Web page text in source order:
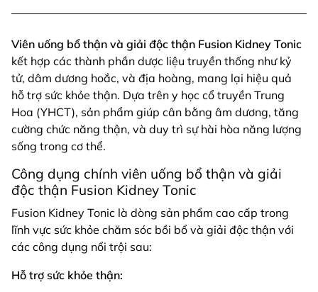
Viên uống bổ thận và giải độc thận Fusion Kidney Tonic
kết hợp các thành phần dược liệu truyền thống như kỷ
tử, dâm dương hoắc, và địa hoàng, mang lại hiệu quả
hỗ trợ sức khỏe thận. Dựa trên y học cổ truyền Trung
Hoa (YHCT), sản phẩm giúp cân bằng âm dương, tăng
cường chức năng thận, và duy trì sự hài hòa năng lượng
sống trong cơ thể.
Công dụng chính viên uống bổ thận và giải
độc thận Fusion Kidney Tonic
Fusion Kidney Tonic là dòng sản phẩm cao cấp trong
lĩnh vực sức khỏe chăm sóc bồi bổ và giải độc thận với
các công dụng nổi trội sau:
Hỗ trợ sức khỏe thận: